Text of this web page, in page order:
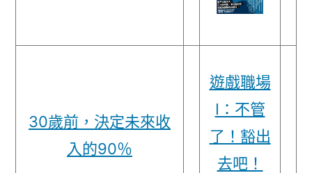
30歲前，決定未來收
入的90％
遊戲職場
I：不管
了！豁出
去吧！